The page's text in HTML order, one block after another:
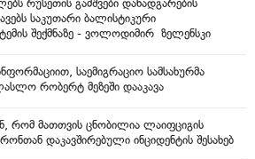
რუსეთის გამშვები დანადგარების
საკუთარი ბალისტიკური
შექმნაზე - ვოლოდიმირ ზელენსკი
საემიგრაციო სამსახურმა
რობერტ მეზეში დააკავა
რომ მათთვის ცნობილია ლაიფციგის
დაკავშირებული ინციდენტის შესახებ